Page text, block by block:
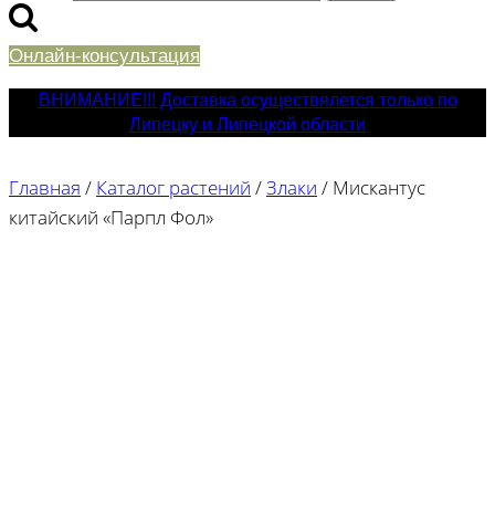
Онлайн-консультация
ВНИМАНИЕ!!! Доставка осуществялется только по
Липецку и Липецкой области
Главная / Каталог растений /Злаки / Мискантус
китайский «Парпл Фол»